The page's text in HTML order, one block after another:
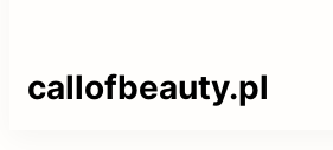
callofbeauty.pl